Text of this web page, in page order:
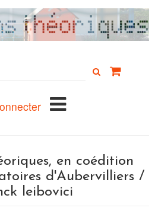
le
en coédition
d'Aubervilliers /
leibovici